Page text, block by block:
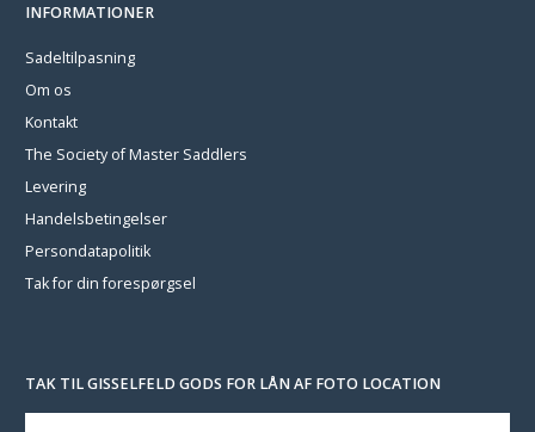
INFORMATIONER
Sadeltilpasning
Om os
Kontakt
The Society of Master Saddlers
Levering
Handelsbetingelser
Persondatapolitik
Tak for din forespørgsel
TAK TIL GISSELFELD GODS FOR LÅN AF FOTO LOCATION